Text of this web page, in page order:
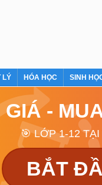
LÝ HÓA HỌC SINH
-
🎯 LỚP 1-12
BẮT